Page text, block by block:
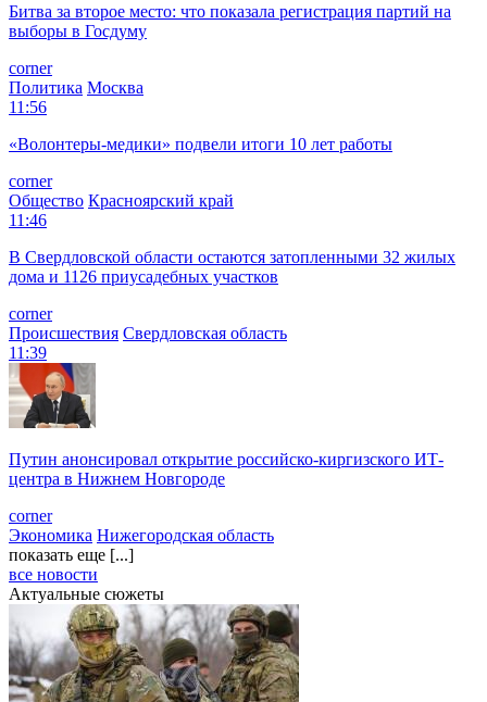
Битва за второе место: что показала регистрация партий на
выборы в Госдуму
corner
Политика Москва
11:56
«Волонтеры-медики» подвели итоги 10 лет работы
corner
Общество Красноярский край
11:46
В Свердловской области остаются затопленными 32 жилых
дома и 1126 приусадебных участков
corner
Происшествия Свердловская область
11:39
Путин анонсировал открытие российско-киргизского ИТ-
центра в Нижнем Новгороде
corner
Экономика Нижегородская область
показать еще [...]
все новости
Актуальные сюжеты